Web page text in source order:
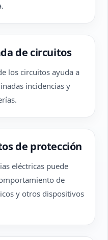
de circuitos
los circuitos ayuda a
incidencias y
de protección
eléctricas puede
de
y otros dispositivos